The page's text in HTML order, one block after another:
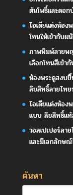
ต้นโพธิ์และดอ
ไอเดียแต่งห้อง
โทนให้เข้ากับผ
ภาพพิมพ์ลายพ
เลือกโทนสีเข้า
ห้องพระดูสงบ
ลิขสิทธิ์ลายไท
ไอเดียแต่งห้อ
แบบ ลิขสิทธิ์แ
วอลเปเปอร์ล
และมีเอกลักษ
ค้นหา